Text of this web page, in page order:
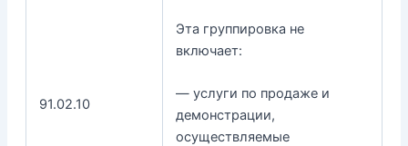
91.02.10
Эта группировка не
включает:
— услуги по продаже и
демонстрации,
осуществляемые